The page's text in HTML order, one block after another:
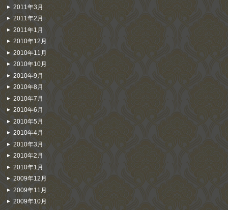
2011年3月
2011年2月
2011年1月
2010年12月
2010年11月
2010年10月
2010年9月
2010年8月
2010年7月
2010年6月
2010年5月
2010年4月
2010年3月
2010年2月
2010年1月
2009年12月
2009年11月
2009年10月